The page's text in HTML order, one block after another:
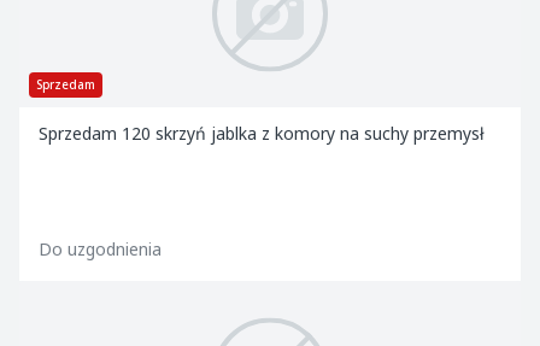
Sprzedam
Sprzedam 120 skrzyń jablka z komory na suchy przemysł
Do uzgodnienia